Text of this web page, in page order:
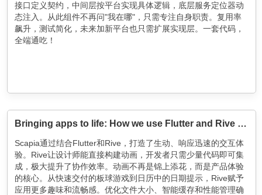
接口定义契约，中间层按平台实现具体逻辑，底层服务定位器动
态注入。从此组件不再问"我在哪"，只需专注自身职责。复用率
飙升，测试简化，未来加新平台也只需扩展实现层。一套代码，
全端通吃！
Bringing apps to life: How we use Flutter and Rive at Scapia to build engaging experiences
Scapia通过结合Flutter和Rive，打造了生动、响应迅速的交互体
验。Rive让设计师能直接构建动画，开发者只需少量代码即可集
成，极大提升了协作效率。动画不再是锦上添花，而是产品体验
的核心。从快速交付的板球游戏到日历中的日期提示，Rive赋予
应用更多趣味和流畅感。优化文件大小、智能缓存和性能管理确